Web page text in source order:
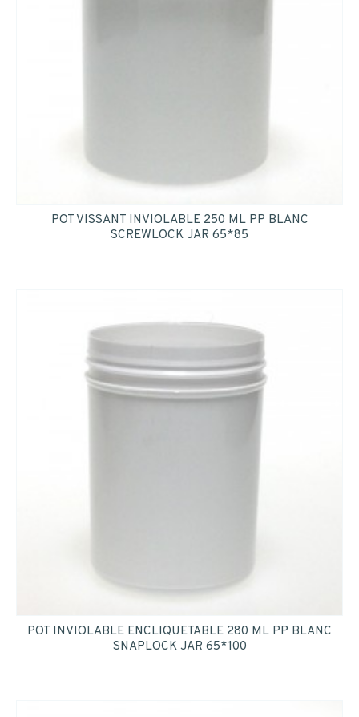
POT VISSANT INVIOLABLE 250 ML PP BLANC
SCREWLOCK JAR 65*85
POT INVIOLABLE ENCLIQUETABLE 280 ML PP BLANC
SNAPLOCK JAR 65*100